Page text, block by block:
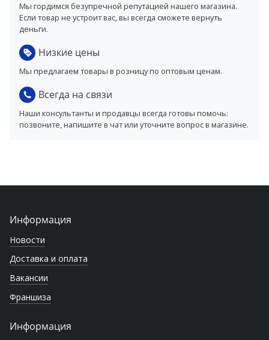
Мы гордимся безупречной репутацией нашего магазина.
Если товар не устроит вас, вы всегда сможете вернуть
деньги.
Низкие цены
Мы предлагаем товары в розницу по оптовым ценам.
Всегда на связи
Наши консультанты и продавцы всегда готовы помочь:
позвоните, напишите в чат или уточните вопрос в магазине.
Информация
Новости
Доставка и оплата
Вакансии
Франшиза
Информация